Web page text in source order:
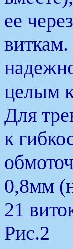
ее
целым
Для
к
0,8мм
21
Рис.2